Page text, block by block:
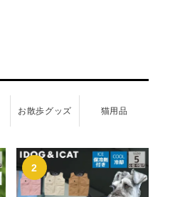
お散歩グッズ 猫用品